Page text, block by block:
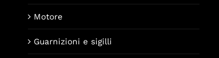
Motore
Guarnizioni e sigilli